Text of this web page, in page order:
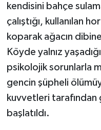
kendisini bahçe
çalıştığı, kullanılan
koparak ağacın
Köyde yalnız
psikolojik sorunlarla
gencin şüpheli
kuvvetleri tarafından
başlatıldı.